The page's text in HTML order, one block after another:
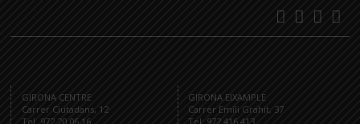
GIRONA CENTRE
Carrer Ciutadans, 12
Tel. 972 20 06 16
GIRONA EIXAMPLE
Carrer Emili Grahit, 37
Tel. 972 416 413